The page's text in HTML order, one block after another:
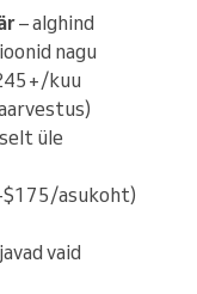
– alghind
nagu
kuu
üle
asukoht)
vaid